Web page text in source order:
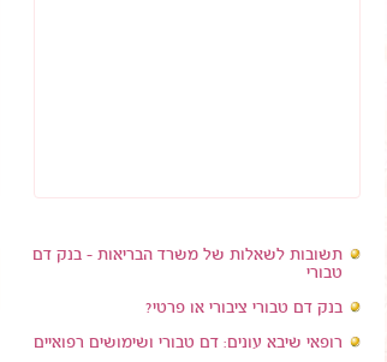
תשובות לשאלות של משרד הבריאות - בנק דם
טבורי
בנק דם טבורי ציבורי או פרטי?
רופאי שיבא עונים: דם טבורי ושימושים רפואיים